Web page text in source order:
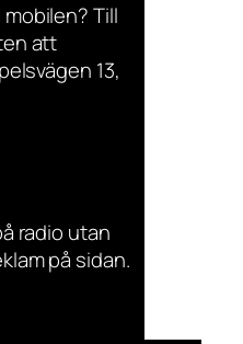
Till
att
13,
radio utan
på sidan.